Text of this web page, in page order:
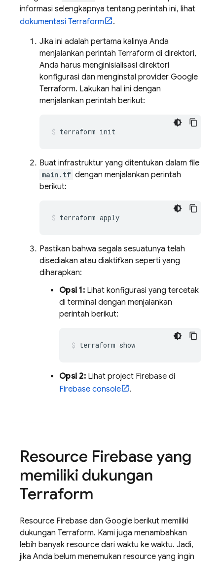
informasi selengkapnya tentang perintah ini, lihat
dokumentasi Terraform
.
Jika ini adalah pertama kalinya Anda
menjalankan perintah Terraform di direktori,
Anda harus menginisialisasi direktori
konfigurasi dan menginstal provider Google
Terraform. Lakukan hal ini dengan
menjalankan perintah berikut:
terraform init
Buat infrastruktur yang ditentukan dalam file
main.tf dengan menjalankan perintah
berikut:
terraform apply
Pastikan bahwa segala sesuatunya telah
disediakan atau diaktifkan seperti yang
diharapkan:
Opsi 1:Lihat konfigurasi yang tercetak
di terminal dengan menjalankan
perintah berikut:
terraform show
Opsi 2:Lihat project Firebase di
Firebase console .
Resource Firebase yang
memiliki dukungan
Terraform
Resource Firebase dan Google berikut memiliki
dukungan Terraform. Kami juga menambahkan
lebih banyak resource dari waktu ke waktu. Jadi,
jika Anda belum menemukan resource yang ingin